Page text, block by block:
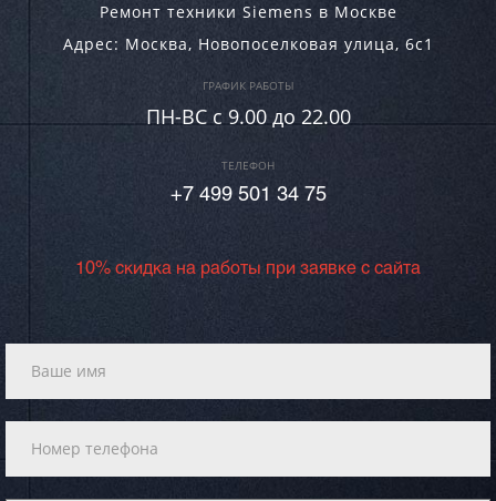
Ремонт техники Siemens в Москве
Адрес: Москва, Новопоселковая улица, 6с1
ГРАФИК РАБОТЫ
ПН-ВC c 9.00 до 22.00
ТЕЛЕФОН
+7 499 501 34 75
10% скидка на работы при заявке с сайта